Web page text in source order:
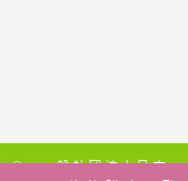
© 一般社団法人日本ハ